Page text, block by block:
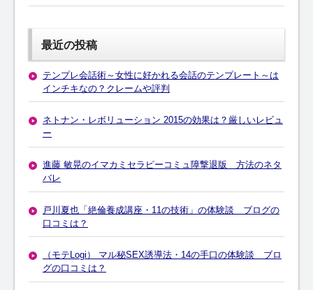
最近の投稿
テンプレ会話術～女性に好かれる会話のテンプレート～は
インチキなの？クレームや評判
ネトナン・レボリューション 2015の効果は？厳しいレビュ
ー
進藤 敏晃のイマカミセラピーコミュ障撃退版 方法のネタ
バレ
戸川夏也「絶倫養成講座・11の技術」の体験談 ブログの
口コミは？
（モテLogi） マル秘SEX誘導法・14の手口の体験談 ブロ
グの口コミは？